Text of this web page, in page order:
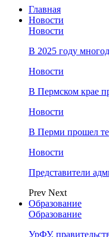
Главная
Новости
Новости
В 2025 году
Новости
​В Пермском крае
Новости
В Перми прошел
Новости
Представители
Prev Next
Образование
Образование
УрФУ,